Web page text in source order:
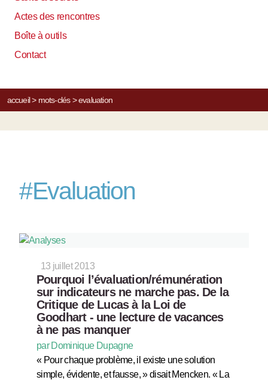
Actes des rencontres
Boîte à outils
Contact
accueil> mots-clés> evaluation
#Evaluation
13 juillet 2013
Pourquoi l’évaluation/rémunération
sur indicateurs ne marche pas. De la
Critique de Lucas à la Loi de
Goodhart - une lecture de vacances
à ne pas manquer
par Dominique Dupagne
« Pour chaque problème, il existe une solution
simple, évidente, et fausse, » disait Mencken. « La